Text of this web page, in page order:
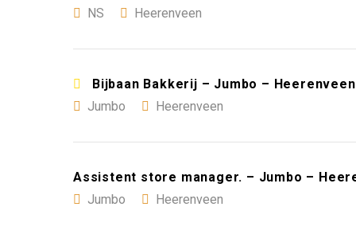
NS
Heerenveen
Bijbaan Bakkerij – Jumbo – Heerenveen
Jumbo
Heerenveen
Assistent store manager. – Jumbo –
Jumbo
Heerenveen